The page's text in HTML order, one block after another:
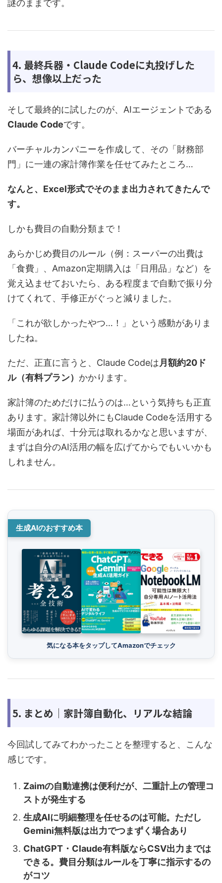
謎のままです。
4. 最終兵器・Claude Codeに丸投げした
ら、想像以上だった
そして最終的に試したのが、AIエージェントである
Claude Codeです。
バーチャルカンパニーを作成して、その「財務部
門」に一連の家計簿作業を任せてみたところ…
なんと、Excel形式でそのまま出力されてきたんで
す。
しかも費目の自動分類まで！
あらかじめ費目のルール（例：スーパーの出費は
「食費」、Amazon定期購入は「日用品」など）を
覚え込ませておいたら、ある程度まで自動で振り分
けてくれて、手修正がぐっと減りました。
「これが欲しかったやつ…！」という感動がありま
したね。
ただ、正直に言うと、Claude Codeは月額約20ド
ル（有料プラン） かかります。
家計簿のためだけに払うのは…という気持ちも正直
あります。家計簿以外にもClaude Codeを活用する
場面があれば、十分元は取れるかなと思いますが、
まずは自分のAI活用の幅を広げてからでもいいかも
しれません。
生成AIのおすすめ本
気になる本をタップしてAmazonでチェック
5. まとめ｜家計簿自動化、リアルな結論
今回試してみてわかったことを整理すると、こんな
感じです。
Zaimの自動連携は便利だが、二重計上の管理コ
ストが発生する
生成AIに明細整理を任せるのは可能。ただし
Gemini無料版は出力でつまずく場合あり
ChatGPT・Claude有料版ならCSV出力までは
できる。費目分類はルールを丁寧に指示するの
がコツ